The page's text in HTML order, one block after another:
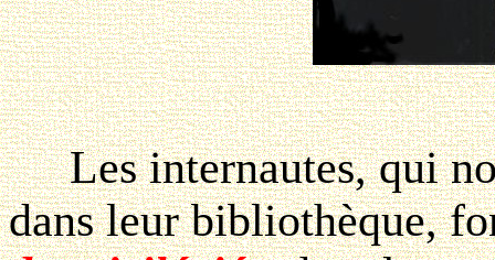
Les internautes, qui
dans leur bibliothèque,